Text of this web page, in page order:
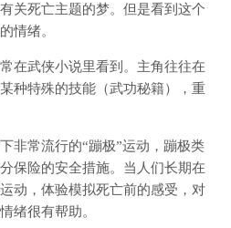
关死亡主题的梦。但是看到这个
情绪。
在武侠小说里看到。主角往往在
种特殊的技能（武功秘籍），重
非常流行的“蹦极”运动，蹦极类
保险的安全措施。当人们长期在
动，体验模拟死亡前的感受，对
绪很有帮助。